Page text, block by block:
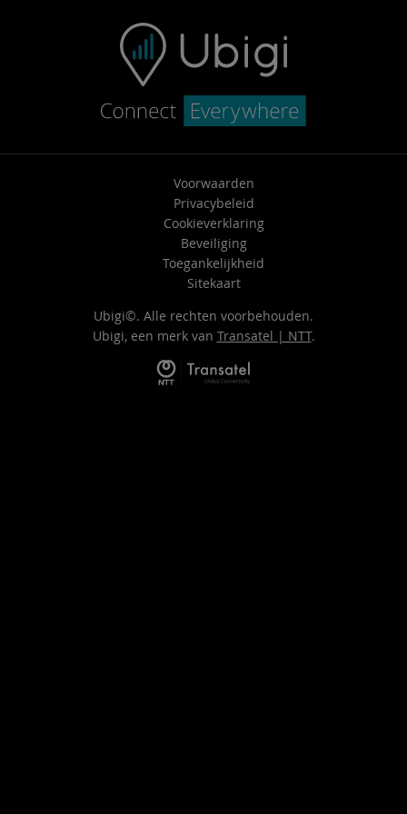
Voorwaarden
Privacybeleid
Cookieverklaring
Beveiliging
Toegankelijkheid
Sitekaart
Ubigi©. Alle rechten voorbehouden.
Ubigi, een merk van Transatel | NTT.